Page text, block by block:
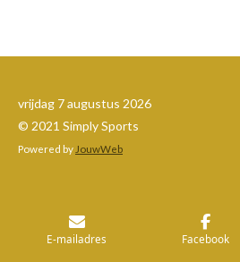
vrijdag 7 augustus 2026
© 2021 Simply Sports
Powered by JouwWeb
E-mailadres Facebook